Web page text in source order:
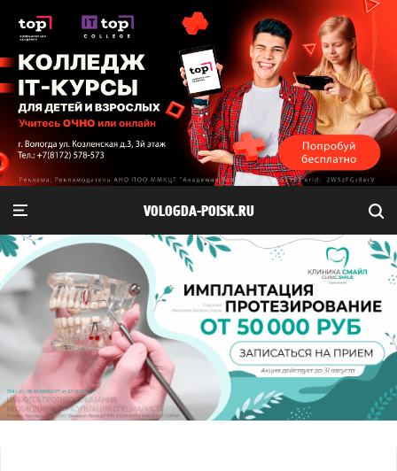
VOLOGDA-POISK.RU